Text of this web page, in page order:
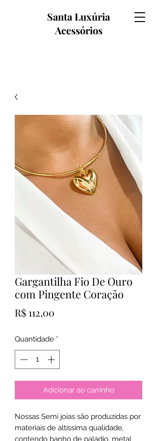
Santa Luxúria
Acessórios
Gargantilha Fio De Ouro
com Pingente Coração
R$ 112,00
Quantidade *
Adicionar ao carrinho
Nossas Semi joias são produzidas por
materiais de altíssima qualidade,
contendo banho de paládio, metal